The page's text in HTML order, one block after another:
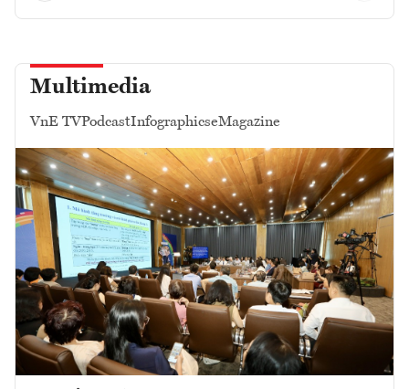
Multimedia
VnE TVPodcastInfographicseMagazine